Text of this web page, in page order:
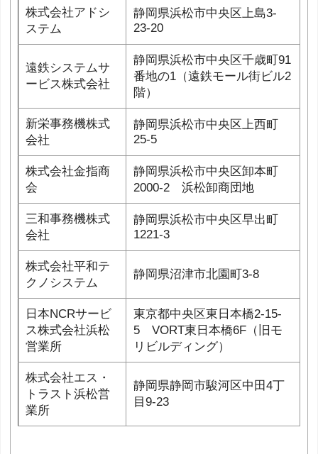
株式会社アドシ
ステム
静岡県浜松市中央区上島3-
23-20
遠鉄システムサ
ービス株式会社
静岡県浜松市中央区千歳町91
番地の1（遠鉄モール街ビル2
階）
新栄事務機株式
会社
静岡県浜松市中央区上西町
25-5
株式会社金指商
会
静岡県浜松市中央区卸本町
2000-2 浜松卸商団地
三和事務機株式
会社
静岡県浜松市中央区早出町
1221-3
株式会社平和テ
クノシステム
静岡県沼津市北園町3-8
日本NCRサービ
ス株式会社浜松
営業所
東京都中央区東日本橋2-15-
5 VORT東日本橋6F（旧モ
リビルディング）
株式会社エス・
トラスト浜松営
業所
静岡県静岡市駿河区中田4丁
目9-23